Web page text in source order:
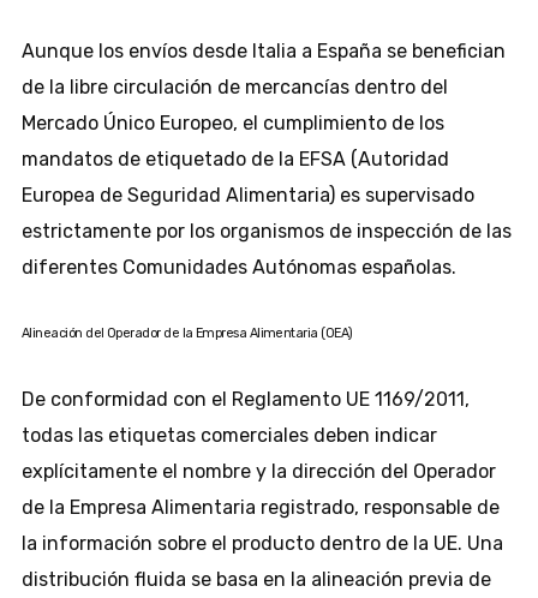
Aunque los envíos desde Italia a España se benefician
de la libre circulación de mercancías dentro del
Mercado Único Europeo, el cumplimiento de los
mandatos de etiquetado de la EFSA (Autoridad
Europea de Seguridad Alimentaria) es supervisado
estrictamente por los organismos de inspección de las
diferentes Comunidades Autónomas españolas.
Alineación del Operador de la Empresa Alimentaria (OEA)
De conformidad con el Reglamento UE 1169/2011,
todas las etiquetas comerciales deben indicar
explícitamente el nombre y la dirección del Operador
de la Empresa Alimentaria registrado, responsable de
la información sobre el producto dentro de la UE. Una
distribución fluida se basa en la alineación previa de